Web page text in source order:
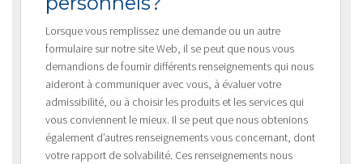
Lorsque vous remplissez une demande ou un autre
formulaire sur notre site Web, il se peut que nous vous
demandions de fournir différents renseignements qui nous
aideront à communiquer avec vous, à évaluer votre
admissibilité, ou à choisir les produits et les services qui
vous conviennent le mieux. Il se peut que nous obtenions
également d’autres renseignements vous concernant, dont
votre rapport de solvabilité. Ces renseignements nous